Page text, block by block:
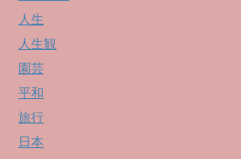
人生
人生観
園芸
平和
旅行
日本